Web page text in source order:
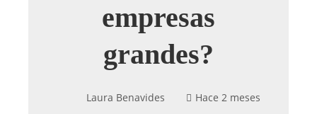
empresas
grandes?
Laura Benavides Hace 2 meses